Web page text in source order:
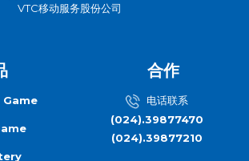
VTC移动服务股份公司
Game
合作
电话联系
(024).39877470
(024).39877210